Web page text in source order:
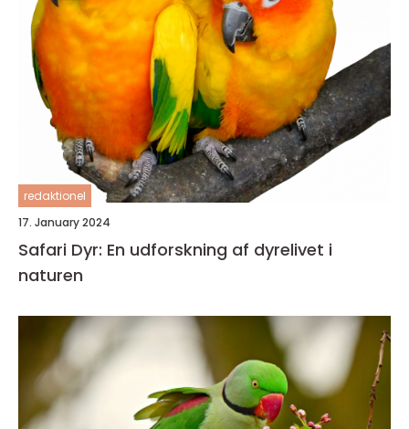
redaktionel
17. January 2024
Safari Dyr: En udforskning af dyrelivet i
naturen